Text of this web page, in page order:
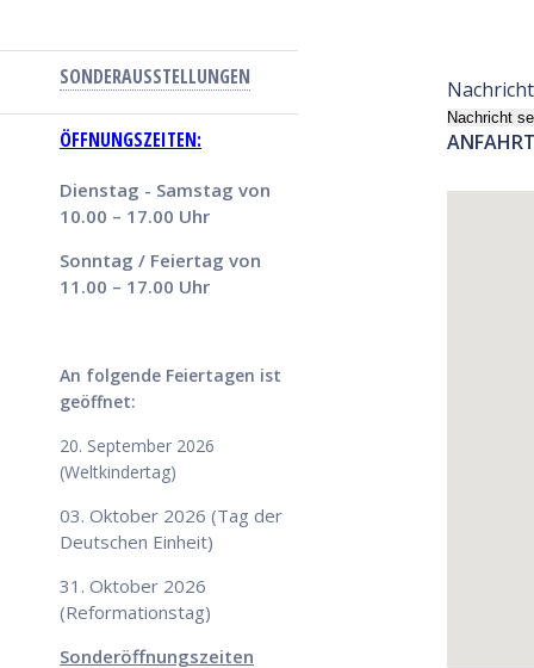
Nachricht
Nachricht
SONDERAUSSTELLUNGEN
ÖFFNUNGSZEITEN:
Dienstag - Samstag von
10.00 – 17.00 Uhr
Sonntag / Feiertag von
11.00 – 17.00 Uhr
An folgende Feiertagen ist
geöffnet:
20. September 2026
(Weltkindertag)
03. Oktober 2026 (Tag der
Deutschen Einheit)
31. Oktober 2026
(Reformationstag)
Sonderöffnungszeiten